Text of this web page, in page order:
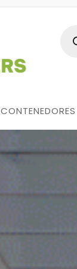
CONTENEDORES